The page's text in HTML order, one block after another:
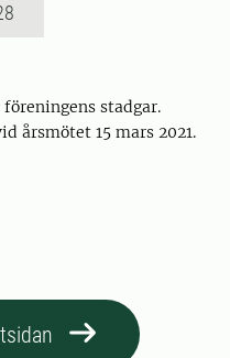
stadgar.
årsmötet 15 mars 2021.